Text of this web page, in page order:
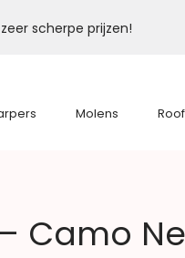
scherpe prijzen!
Molens
Camo